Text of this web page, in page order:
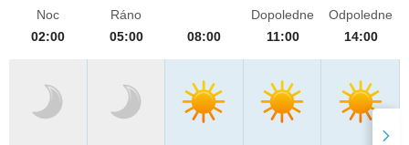
Noc
02:00
Ráno
05:00
08:00
Dopoledne
11:00
Odpoledne
14:00